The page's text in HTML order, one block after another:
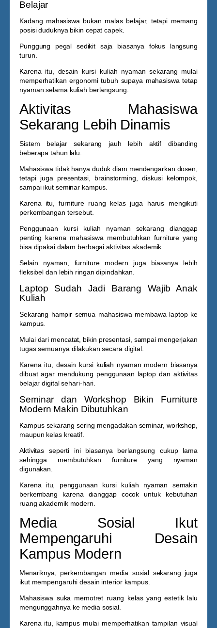
Belajar
Kadang mahasiswa bukan malas belajar, tetapi memang
posisi duduknya bikin cepat capek.
Punggung pegal sedikit saja biasanya fokus langsung
turun.
Karena itu, desain kursi kuliah nyaman sekarang mulai
memperhatikan ergonomi tubuh supaya mahasiswa tetap
nyaman selama kuliah berlangsung.
Aktivitas Mahasiswa
Sekarang Lebih Dinamis
Sistem belajar sekarang jauh lebih aktif dibanding
beberapa tahun lalu.
Mahasiswa tidak hanya duduk diam mendengarkan dosen,
tetapi juga presentasi, brainstorming, diskusi kelompok,
sampai ikut seminar kampus.
Karena itu, furniture ruang kelas juga harus mengikuti
perkembangan tersebut.
Penggunaan kursi kuliah nyaman sekarang dianggap
penting karena mahasiswa membutuhkan furniture yang
bisa dipakai dalam berbagai aktivitas akademik.
Selain nyaman, furniture modern juga biasanya lebih
fleksibel dan lebih ringan dipindahkan.
Laptop Sudah Jadi Barang Wajib Anak
Kuliah
Sekarang hampir semua mahasiswa membawa laptop ke
kampus.
Mulai dari mencatat, bikin presentasi, sampai mengerjakan
tugas semuanya dilakukan secara digital.
Karena itu, desain kursi kuliah nyaman modern biasanya
dibuat agar mendukung penggunaan laptop dan aktivitas
belajar digital sehari-hari.
Seminar dan Workshop Bikin Furniture
Modern Makin Dibutuhkan
Kampus sekarang sering mengadakan seminar, workshop,
maupun kelas kreatif.
Aktivitas seperti ini biasanya berlangsung cukup lama
sehingga membutuhkan furniture yang nyaman
digunakan.
Karena itu, penggunaan kursi kuliah nyaman semakin
berkembang karena dianggap cocok untuk kebutuhan
ruang akademik modern.
Media Sosial Ikut
Mempengaruhi Desain
Kampus Modern
Menariknya, perkembangan media sosial sekarang juga
ikut mempengaruhi desain interior kampus.
Mahasiswa suka memotret ruang kelas yang estetik lalu
mengunggahnya ke media sosial.
Karena itu, kampus mulai memperhatikan tampilan visual